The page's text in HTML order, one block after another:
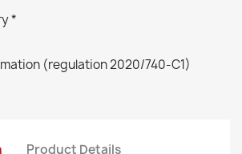
*
(regulation 2020/740-C1)
Product Details